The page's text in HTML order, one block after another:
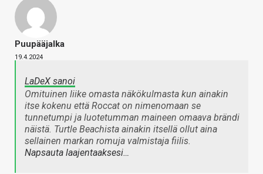
Puupääjalka
19.4.2024
LaDeX sanoi
Omituinen liike omasta näkökulmasta kun ainakin
itse kokenu että Roccat on nimenomaan se
tunnetumpi ja luotetumman maineen omaava brändi
näistä. Turtle Beachista ainakin itsellä ollut aina
sellainen markan romuja valmistaja fiilis.
Napsauta laajentaaksesi…